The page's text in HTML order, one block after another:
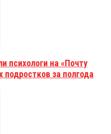
психологи на «Почту
за полгода